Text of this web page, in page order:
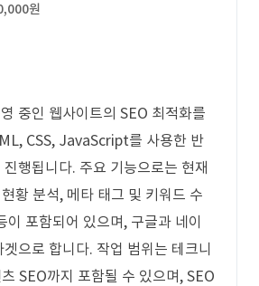
원
중인 웹사이트의 SEO 최적화를
CSS, JavaScript를 사용한 반
행됩니다. 주요 기능으로는 현재
황 분석, 메타 태그 및 키워드 수
이 포함되어 있으며, 구글과 네이
으로 합니다. 작업 범위는 테크니
SEO까지 포함될 수 있으며, SEO